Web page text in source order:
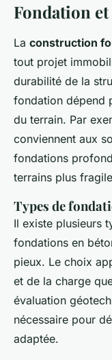
Fondation
La construction
tout projet
durabilité de la
fondation dépend
du terrain. Par
conviennent aux
fondations
terrains plus
Types de
Il existe plusieurs
fondations en
pieux. Le choix
et de la charge
évaluation
nécessaire pour
adaptée.